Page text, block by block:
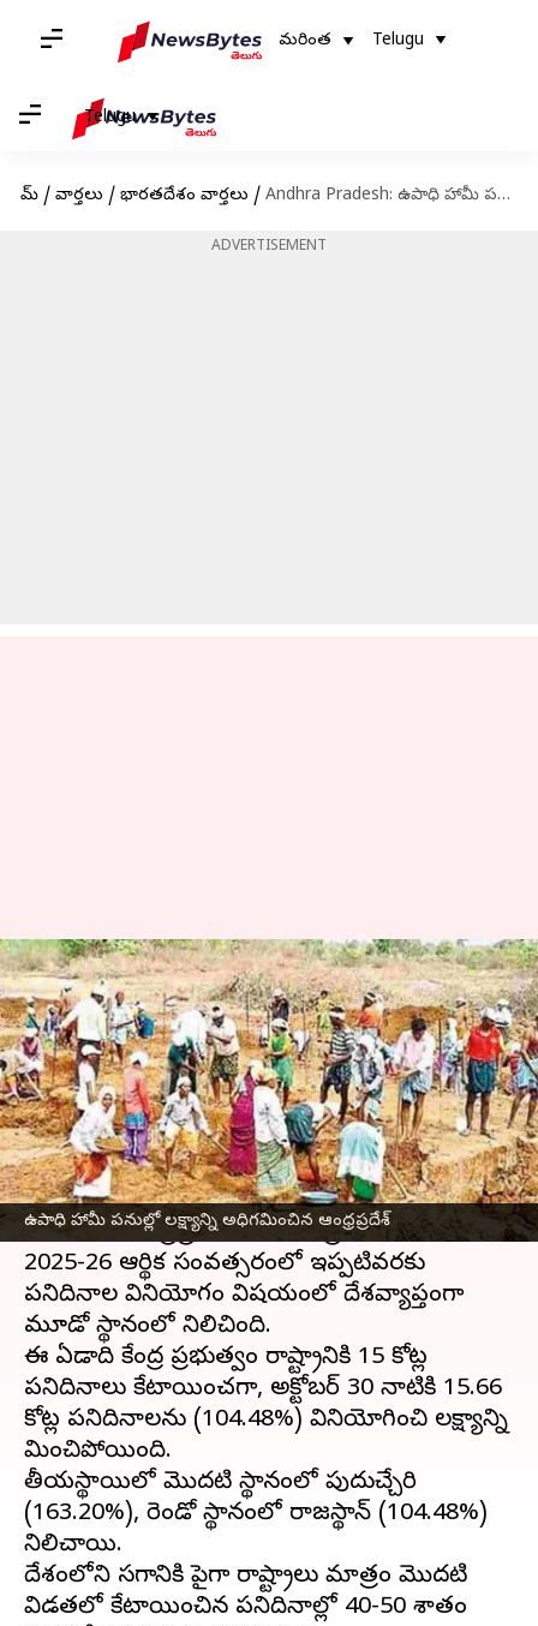
మరింత Telugu
Telugu
హోమ్ / వార్తలు / భారతదేశం వార్తలు / Andhra Pradesh: ఉపాధి హామీ పనుల్లో లక్ష్యాన్ని అధిగమించిన ఆంధ్రప్రదేశ్‌
ADVERTISEMENT
ఉపాధి హామీ పనుల్లో లక్ష్యాన్ని అధిగమించిన ఆంధ్రప్రదేశ్
Andhra Pradesh: ఉపాధి హామీ
పనుల్లో లక్ష్యాన్ని అధిగమించిన
ఆంధ్రప్రదేశ్‌
వ్రాసిన వారు Jayachandra Akuri Nov 04, 2025 02:53 pm
ఈ వార్తాకథనం ఏంటి
జాతీయ గ్రామీణ ఉపాధి హామీ పథకం (MGNREGS)
అమలులో ఆంధ్రప్రదేశ్‌ మరోసారి ప్రతిభ కనబరిచింది.
2025-26 ఆర్థిక సంవత్సరంలో ఇప్పటివరకు
పనిదినాల వినియోగం విషయంలో దేశవ్యాప్తంగా
మూడో స్థానంలో నిలిచింది.
ఈ ఏడాది కేంద్ర ప్రభుత్వం రాష్ట్రానికి 15 కోట్ల
పనిదినాలు కేటాయించగా, అక్టోబర్‌ 30 నాటికి 15.66
కోట్ల పనిదినాలను (104.48%) వినియోగించి లక్ష్యాన్ని
మించిపోయింది.
జాతీయస్థాయిలో మొదటి స్థానంలో పుదుచ్చేరి
(163.20%), రెండో స్థానంలో రాజస్థాన్‌ (104.48%)
నిలిచాయి.
దేశంలోని సగానికి పైగా రాష్ట్రాలు మాత్రం మొదటి
విడతలో కేటాయించిన పనిదినాల్లో 40-50 శాతం